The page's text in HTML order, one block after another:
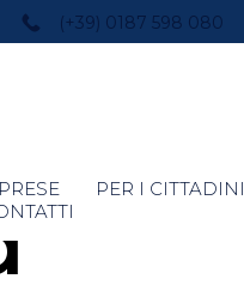
(+39) 0187 598 080
PER I CITTADINI